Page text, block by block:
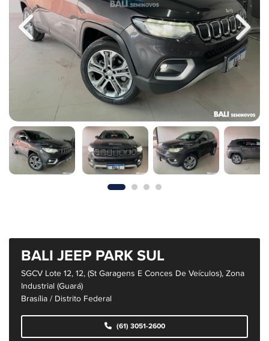
Previous Next
BALI JEEP PARK SUL
SGCV Lote 12, 12, (St Garagens E Conces De Veículos), Zona
Industrial (Guará)
Brasília / Distrito Federal
(61) 3051-2600